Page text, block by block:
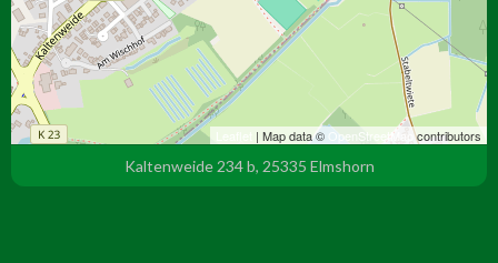
Leaflet | Map data © OpenStreetMapcontributors
Kaltenweide 234 b, 25335 Elmshorn